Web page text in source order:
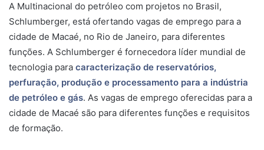
A Multinacional do petróleo com projetos no Brasil,
Schlumberger, está ofertando vagas de emprego para a
cidade de Macaé, no Rio de Janeiro, para diferentes
funções. A Schlumberger é fornecedora líder mundial de
tecnologia para caracterização de reservatórios,
perfuração, produção e processamento para a indústria
de petróleo e gás. As vagas de emprego oferecidas para a
cidade de Macaé são para diferentes funções e requisitos
de formação.